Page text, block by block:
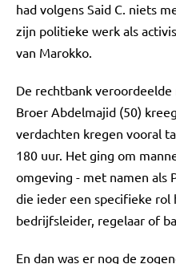
had volgens Said C. niets
zijn politieke werk als
van Marokko.
De rechtbank
Broer Abdelmajid (50)
verdachten kregen vooral
180 uur. Het ging om
omgeving - met namen als
die ieder een specifieke rol
bedrijfsleider, regelaar of
En dan was er nog de